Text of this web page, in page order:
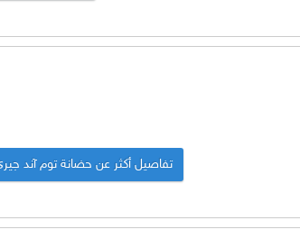
تفاصيل أكثر عن حضانة توم آند